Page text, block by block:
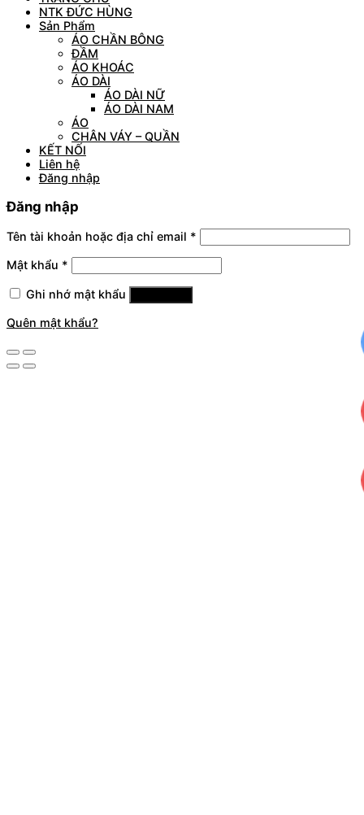
NTK ĐỨC HÙNG
Sản Phẩm
ÁO CHẦN BÔNG
ĐẦM
ÁO KHOÁC
ÁO DÀI
ÁO DÀI NỮ
ÁO DÀI NAM
ÁO
CHÂN VÁY – QUẦN
KẾT NỐI
Liên hệ
Đăng nhập
Đăng nhập
Tên tài khoản hoặc địa chỉ email *
Mật khẩu *
Ghi nhớ mật khẩu
Quên mật khẩu?